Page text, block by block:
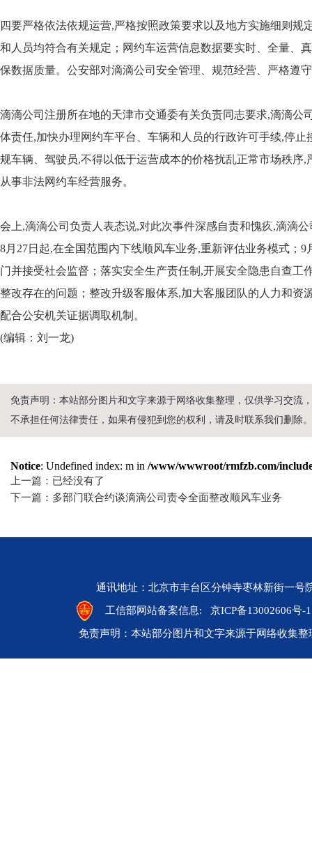
四要严格依法依规运营,严格按照政策要求以及地方实施细则规
和人员均符合有关规定；网约车运营信息数据要实时、全量、
保数据质量。公安部对滴滴公司安全管理、规范经营、严格遵
滴滴公司注册所在地的天津市交通委有关负责同志要求,滴滴公
体责任,加快办理网约车平台、车辆和人员的行政许可手续,停
规车辆、驾驶员,不得以低于运营成本的价格扰乱正常市场秩序
从事非法网约车经营服务。
会上,滴滴公司负责人表态说,对此次事件深感自责和愧疚,滴滴
8月27日起,在全国范围内下线顺风车业务,重新评估业务模式；
门并接受社会监督；落实安全生产责任制,开展安全隐患自查工
整改存在的问题；整改升级客服体系,加大客服团队的人力和资
配合公安机关证据调取机制。
(编辑：刘一龙)
免责声明：本站部分图片和文字来源于网络收集整理，仅供学习交流
不承担任何法律责任，如果有侵犯到您的权利，请及时联系我们删除。
Notice: Undefined index: m in /www/wwwroot/rmfzb.com/
上一篇：已经没有了
下一篇：多部门联合约谈滴滴公司责令全面整改顺风车业务
通讯地址：北京市丰台区分钟寺枣林新街一
工信部网站备案信息: 京ICP备13002606号-1
免责声明：本站部分图片和文字来源于网络收集